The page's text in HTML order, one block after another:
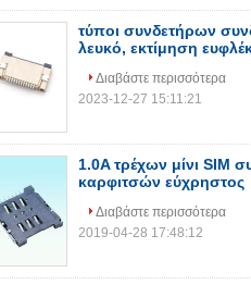
τύποι συνδετήρων
λευκό, εκτίμηση
Διαβάστε περισσότερα
2023-12-27 15:11:21
1.0A τρέχων μίνι SIM
καρφιτσών εύχρηστος
Διαβάστε περισσότερα
2019-04-28 17:48:12